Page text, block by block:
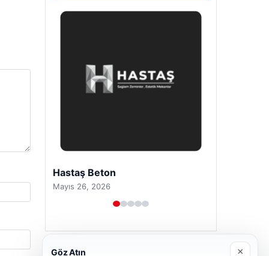
Prenses Night Club
Nisan 29, 2026
Göz Atın ×